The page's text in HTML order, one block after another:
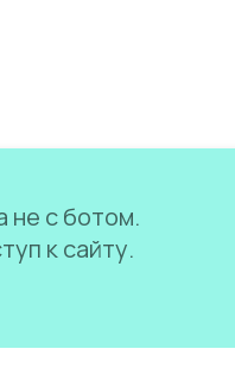
не с ботом.
к сайту.